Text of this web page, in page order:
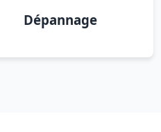
Dépannage